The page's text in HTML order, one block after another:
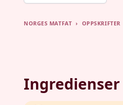
NORGES MATFAT › OPPSKRIFTER
Ingredienser